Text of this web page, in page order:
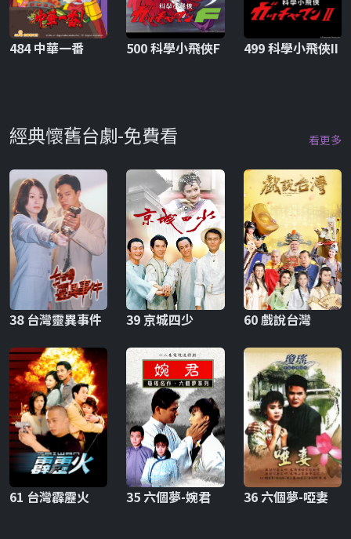
484 中華一番 500 科學小飛俠F 499 科學小飛俠II
經典懷舊台劇-免費看 看更多
38 台灣靈異事件 39 京城四少 60 戲說台灣
61 台灣霹靂火 35 六個夢-婉君 36 六個夢-啞妻